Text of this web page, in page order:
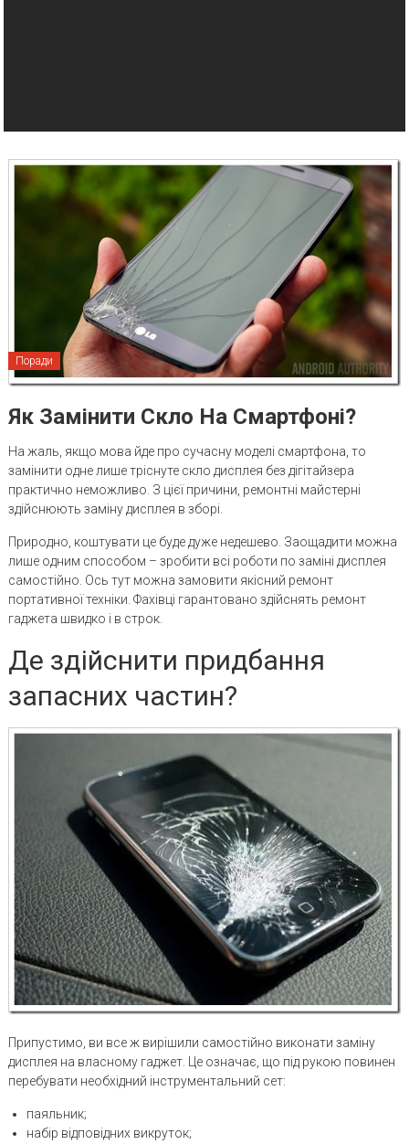
Поради
Як Замінити Скло На Смартфоні?
На жаль, якщо мова йде про сучасну моделі смартфона, то
замінити одне лише тріснуте скло дисплея без дігітайзера
практично неможливо. З цієї причини, ремонтні майстерні
здійснюють заміну дисплея в зборі.
Природно, коштувати це буде дуже недешево. Заощадити можна
лише одним способом – зробити всі роботи по заміні дисплея
самостійно. Ось тут можна замовити якісний ремонт
портативної техніки. Фахівці гарантовано здійснять ремонт
гаджета швидко і в строк.
Де здійснити придбання
запасних частин?
Припустимо, ви все ж вирішили самостійно виконати заміну
дисплея на власному гаджет. Це означає, що під рукою повинен
перебувати необхідний інструментальний сет:
паяльник;
набір відповідних викруток;